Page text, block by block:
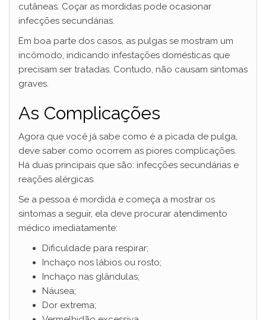
cutâneas. Coçar as mordidas pode ocasionar
infecções secundárias.
Em boa parte dos casos, as pulgas se mostram um
incômodo, indicando infestações domésticas que
precisam ser tratadas. Contudo, não causam sintomas
graves.
As Complicações
Agora que você já sabe como é a picada de pulga,
deve saber como ocorrem as piores complicações.
Há duas principais que são: infecções secundárias e
reações alérgicas.
Se a pessoa é mordida e começa a mostrar os
sintomas a seguir, ela deve procurar atendimento
médico imediatamente:
Dificuldade para respirar;
Inchaço nos lábios ou rosto;
Inchaço nas glândulas;
Náusea;
Dor extrema;